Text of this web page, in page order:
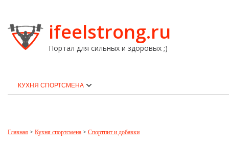
ifeelstrong.ru
Портал для сильных и здоровых ;)
КУХНЯ СПОРТСМЕНА
Главная > Кухня спортсмена > Спортпит и добавки